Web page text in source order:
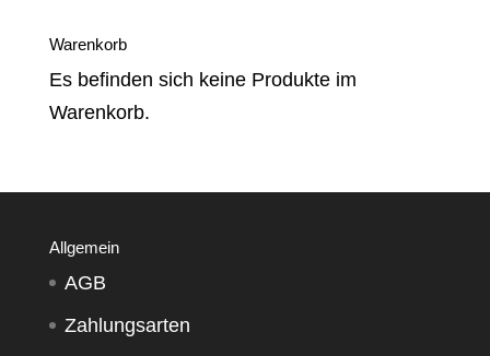
Warenkorb
Es befinden sich keine Produkte im
Warenkorb.
Allgemein
AGB
Zahlungsarten